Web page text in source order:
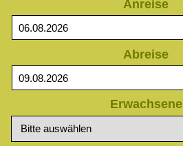
Anreise
Abreise
Erwachsene